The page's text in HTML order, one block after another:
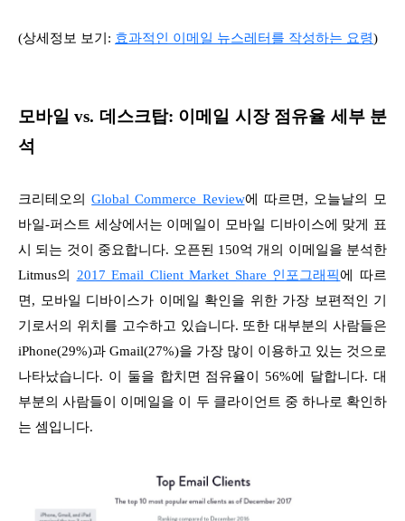
(상세정보 보기: 효과적인 이메일 뉴스레터를 작성하는 요령)
모바일 vs. 데스크탑: 이메일 시장 점유율 세부 분
석
크리테오의Global Commerce Review에 따르면, 오늘날의 모
바일-퍼스트 세상에서는 이메일이 모바일 디바이스에 맞게 표
시 되는 것이 중요합니다. 오픈된 150억 개의 이메일을 분석한
Litmus의 2017 Email Client Market Share 인포그래픽에 따르
면, 모바일 디바이스가 이메일 확인을 위한 가장 보편적인 기
기로서의 위치를 고수하고 있습니다. 또한 대부분의 사람들은
iPhone(29%)과 Gmail(27%)을 가장 많이 이용하고 있는 것으로
나타났습니다. 이 둘을 합치면 점유율이 56%에 달합니다. 대
부분의 사람들이 이메일을 이 두 클라이언트 중 하나로 확인하
는 셈입니다.